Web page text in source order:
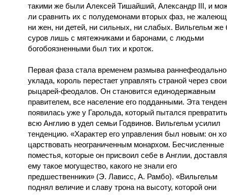
такими же были Алексей Тишайший, Александр III, и
ли сравнить их с полудемонами вторых фаз, не
ни жен, ни детей, ни сильных, ни слабых. Вильгельм же
суров лишь с мятежниками и баронами, с людьми
богобоязненными был тих и кроток.
Первая фаза стала временем размыва
уклада, король перестает управлять страной через
рыцарей-феодалов. Он становится единодержавным
правителем, все население его подданными. Эта
появилась уже у Гарольда, который пытался превратить
всю Англию в удел семьи Годвинов. Вильгельм усилил
тенденцию. «Характер его управления был новым: он
царствовать неограниченным монархом. Бесчисленные
поместья, которые он присвоил себе в Англии,
ему такое могущество, какого не знали его
предшественники» (Э. Лависс, А. Рамбо). «Вильгельм
поднял величие и славу трона на высоту, которой они